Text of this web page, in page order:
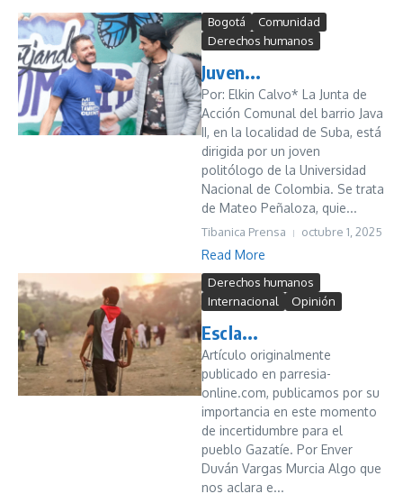
Bogotá
Comunidad
Derechos humanos
Juven...
Por: Elkin Calvo* La Junta de
Acción Comunal del barrio Java
II, en la localidad de Suba, está
dirigida por un joven
politólogo de la Universidad
Nacional de Colombia. Se trata
de Mateo Peñaloza, quie...
Tibanica Prensa octubre 1, 2025
Read More
Derechos humanos
Internacional
Opinión
Escla...
Artículo originalmente
publicado en parresia-
online.com, publicamos por su
importancia en este momento
de incertidumbre para el
pueblo Gazatíe. Por Enver
Duván Vargas Murcia Algo que
nos aclara e...